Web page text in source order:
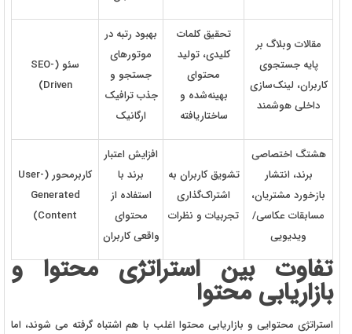
مقالات وبلاگ بر
پایه جستجوی
کاربران، لینک‌سازی
داخلی هوشمند
تحقیق کلمات
کلیدی، تولید
محتوای
بهینه‌شده و
ساختاریافته
بهبود رتبه در
موتورهای
جستجو و
جذب ترافیک
ارگانیک
سئو (SEO-
Driven)
هشتگ اختصاصی
برند، انتشار
بازخورد مشتریان،
مسابقات عکاسی/
ویدیویی
تشویق کاربران به
اشتراک‌گذاری
تجربیات و نظرات
افزایش اعتبار
برند با
استفاده از
محتوای
واقعی کاربران
کاربرمحور (User-
Generated
Content)
تفاوت بین استراتژی محتوا و
بازاریابی محتوا
استراتژی محتوایی و بازاریابی محتوا اغلب با هم اشتباه گرفته می‌ شوند، اما